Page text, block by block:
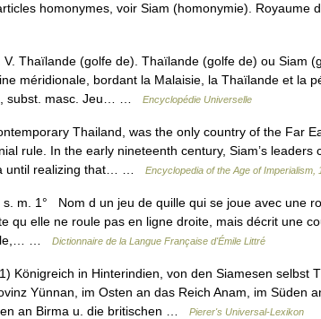
homonymes, voir Siam (homonymie).
Thaïlande (golfe de). Thaïlande (golfe de) ou Siam
méridionale, bordant la Malaisie, la Thaïlande et la
subst. masc. Jeu… …
Encyclopédie Universelle
Thailand, was the only country of the Far
rule. In the early nineteenth century, Siam’s leaders
until realizing that… …
Encyclopedia of the Age of Imperialism,
m. 1° Nom d un jeu de quille qui se joue avec une
qu elle ne roule pas en ligne droite, mais décrit une
…
Dictionnaire de la Langue Française d'Émile Littré
Königreich in Hinterindien, von den Siamesen selbst
Yünnan, im Osten an das Reich Anam, im Süden
an Birma u. die britischen …
Pierer's Universal-Lexikon